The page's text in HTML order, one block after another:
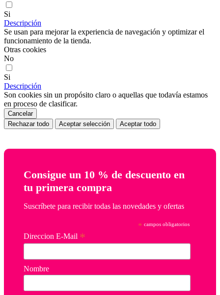
Si
Descripción
Se usan para mejorar la experiencia de navegación y optimizar el
funcionamiento de la tienda.
Otras cookies
No
Si
Descripción
Son cookies sin un propósito claro o aquellas que todavía estamos
en proceso de clasificar.
Cancelar
Rechazar todo
Aceptar selección Aceptar todo
Consigue un 10 % de descuento en
tu primera compra
Suscríbete para recibir todas las novedades y ofertas
* campos obligatorios
Direccion E-Mail *
Nombre